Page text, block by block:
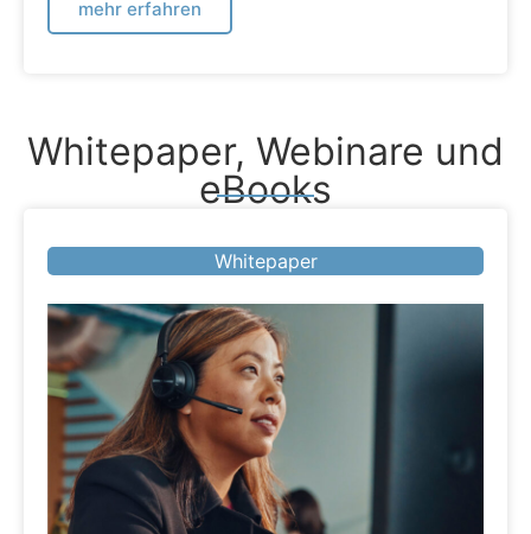
mehr erfahren
Whitepaper, Webinare und
eBooks
Whitepaper